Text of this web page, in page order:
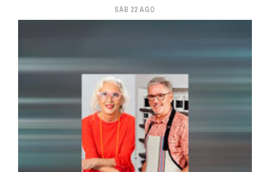
SÁB 22 AGO